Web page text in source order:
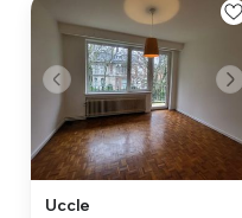
Uccle